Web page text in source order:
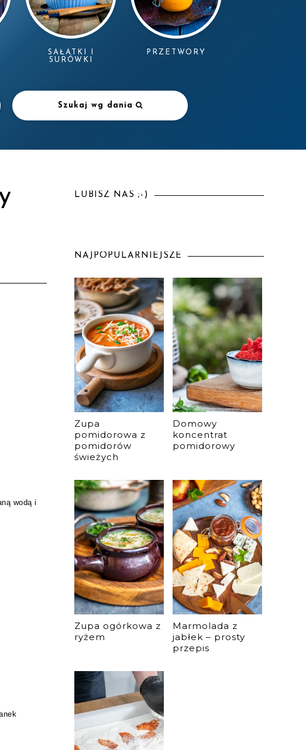
SAŁATKI I
SURÓWKI
PRZETWORY
Szukaj wg dania
wodą i
LUBISZ NAS ;-)
NAJPOPULARNIEJSZE
Zupa
pomidorowa z
pomidorów
świeżych
Domowy
koncentrat
pomidorowy
Zupa ogórkowa z
ryżem
Marmolada z
jabłek – prosty
przepis